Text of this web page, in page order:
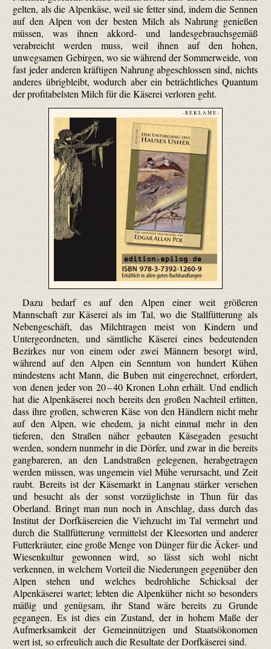
gelten, als die Alpenkäse, weil sie fetter sind, indem die Sennen
auf den Alpen von der besten Milch als Nahrung genießen
müssen, was ihnen akkord- und landes­gebrauchs­gemäß
verabreicht werden muss, weil ihnen auf den hohen,
unwegsamen Gebirgen, wo sie während der Sommerweide, von
fast jeder anderen kräftigen Nahrung abgeschlossen sind, nichts
anderes übrigbleibt, wodurch aber ein beträchtliches Quantum
der profitabelsten Milch für die Käserei verloren geht.
- R E K L A M E -
Dazu bedarf es auf den Alpen einer weit größeren
Mannschaft zur Käserei als im Tal, wo die Stallfütterung als
Nebengeschäft, das Milchtragen meist von Kindern und
Untergeordneten, und sämtliche Käserei eines bedeutenden
Bezirkes nur von einem oder zwei Männern besorgt wird,
während auf den Alpen ein Senntum von hundert Kühen
mindestens acht Mann, die Buben mit eingerechnet, erfordert,
von denen jeder von 20 – 40 Kronen Lohn erhält. Und endlich
hat die Alpenkäserei noch bereits den großen Nachteil erlitten,
dass ihre großen, schweren Käse von den Händlern nicht mehr
auf den Alpen, wie ehedem, ja nicht einmal mehr in den
tieferen, den Straßen näher gebauten Käse­gaden gesucht
werden, sondern nunmehr in die Dörfer, und zwar in die bereits
gangbareren, an den Landstraßen gelegenen, herabgetragen
werden müssen, was ungemein viel Mühe verursacht, und Zeit
raubt. Bereits ist der Käsemarkt in Langnau stärker versehen
und besucht als der sonst vorzüg­lichste in Thun für das
Oberland. Bringt man nun noch in Anschlag, dass durch das
Institut der Dorfkäsereien die Viehzucht im Tal vermehrt und
durch die Stallfütterung vermittelst der Klee­sorten und anderer
Futterkräuter, eine große Menge von Dünger für die Äcker- und
Wiesen­kultur gewonnen wird, so lässt sich wohl nicht
verkennen, in welchem Vorteil die Niederungen gegenüber den
Alpen stehen und welches bedrohliche Schicksal der
Alpenkäserei wartet; lebten die Alpenküher nicht so besonders
mäßig und genügsam, ihr Stand wäre bereits zu Grunde
gegangen. Es ist dies ein Zustand, der in hohem Maße der
Aufmerksamkeit der Gemeinnützigen und Staatsökonomen
wert ist, so erfreulich auch die Resultate der Dorfkäserei sind.